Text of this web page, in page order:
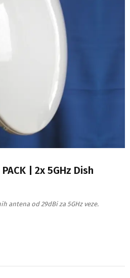
| 2x 5GHz Dish
antena od 29dBi za 5GHz veze.